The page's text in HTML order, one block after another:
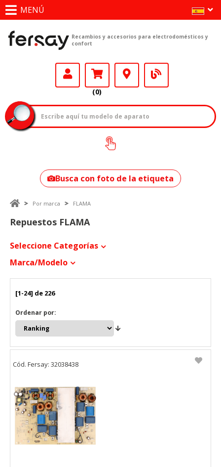
MENÚ
Recambios y accesorios para electrodomésticos y
confort
(0)
¿Cómo encontrar
tu modelo?
Busca con foto de la etiqueta
Por marca FLAMA
Repuestos FLAMA
Seleccione Categorías
Marca/modelo
[1-24] de 226
Ordenar por:
Cód. Fersay: 32038438